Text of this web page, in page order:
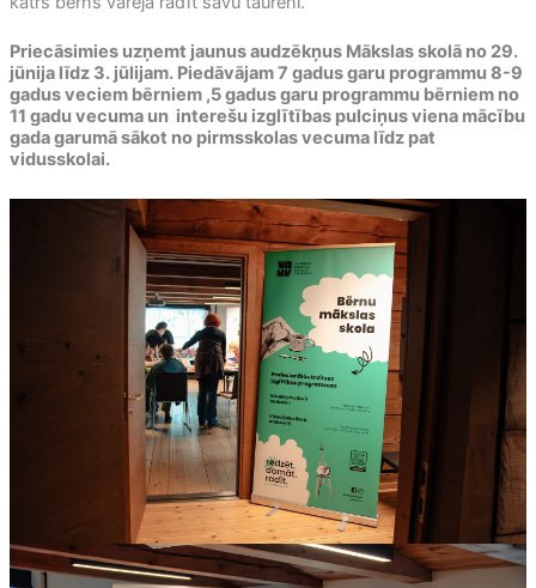
Priecāsimies uzņemt jaunus audzēkņus Mākslas skolā no 29.
jūnija līdz 3. jūlijam. Piedāvājam 7 gadus garu programmu 8-9
gadus veciem bērniem ,5 gadus garu programmu bērniem no
11 gadu vecuma un interešu izglītības pulciņus viena mācību
gada garumā sākot no pirmsskolas vecuma līdz pat
vidusskolai.